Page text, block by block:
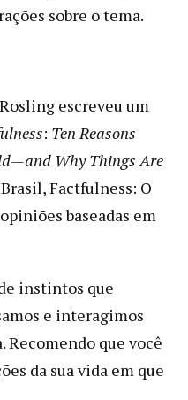
sobre o tema.
escreveu um
: Ten Reasons
Why Things Are
Factfulness: O
baseadas em
instintos que
e interagimos
Recomendo que você
da sua vida em que